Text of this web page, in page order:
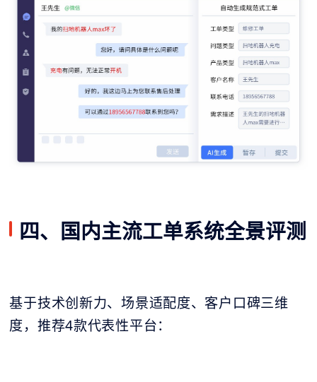
四、国内主流工单系统全景评测
基于技术创新力、场景适配度、客户口碑三维
度，推荐4款代表性平台：